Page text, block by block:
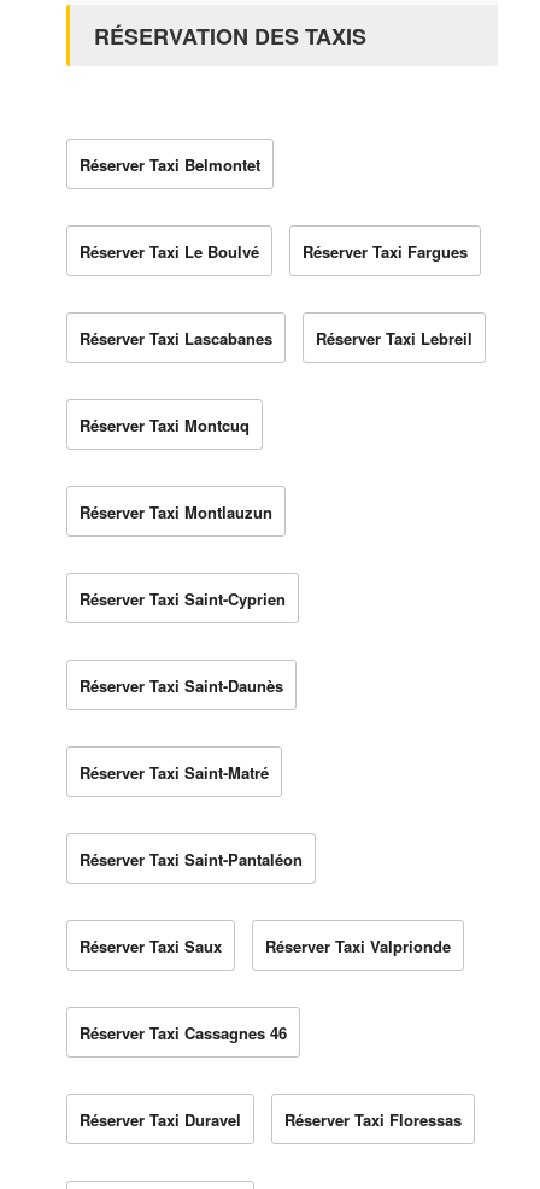
RÉSERVATION DES TAXIS
Réserver Taxi Belmontet
Réserver Taxi Le Boulvé Réserver Taxi Fargues
Réserver Taxi Lascabanes Réserver Taxi Lebreil
Réserver Taxi Montcuq
Réserver Taxi Montlauzun
Réserver Taxi Saint-Cyprien
Réserver Taxi Saint-Daunès
Réserver Taxi Saint-Matré
Réserver Taxi Saint-Pantaléon
Réserver Taxi Saux Réserver Taxi Valprionde
Réserver Taxi Cassagnes 46
Réserver Taxi Duravel Réserver Taxi Floressas